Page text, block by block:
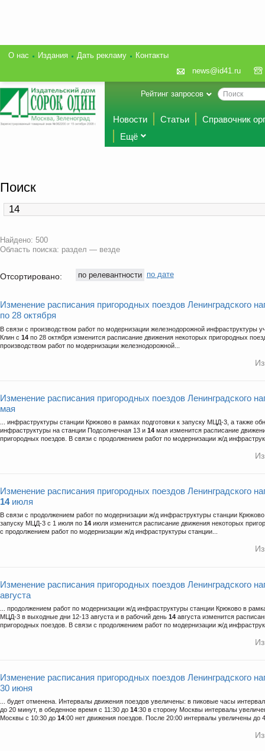
О нас Издания Дать рекламу
Контакты
news@id41.ru
Рейтинг запросов
Новости Статьи
Справочник
Ещё
Поиск
Найдено: 500
Область поиска: раздел — везде
Отсортировано: по релевантности по дате
Изменение расписания пригородных поездов Ленинградского
по 28 октября
В связи с производством работ по модернизации железнодорожной инфраструктуры
Клин с 14 по 28 октября изменится расписание движения некоторых пригородных
производством работ по модернизации железнодорожной...
Изменение расписания пригородных поездов Ленинградского
мая
... инфраструктуры станции Крюково в рамках подготовки к запуску МЦД-3, а также
инфраструктуры на станции Подсолнечная 13 и 14 мая изменится расписание
пригородных поездов. В связи с продолжением работ по модернизации ж/д
Изменение расписания пригородных поездов Ленинградского
14июля
В связи с продолжением работ по модернизации ж/д инфраструктуры станции Крюково
запуску МЦД-3 c 1 июля по 14 июля изменится расписание движения некоторых
с продолжением работ по модернизации ж/д инфраструктуры станции...
Изменение расписания пригородных поездов Ленинградского
августа
... продолжением работ по модернизации ж/д инфраструктуры станции Крюково в
МЦД-3 в выходные дни 12-13 августа и в рабочий день 14 августа изменится
пригородных поездов. В связи с продолжением работ по модернизации ж/д
Изменение расписания пригородных поездов Ленинградского
30 июня
... будет отменена. Интервалы движения поездов увеличены: в пиковые часы
до 20 минут, в обеденное время с 11:30 до 14:30 в сторону Москвы интервалы
Москвы с 10:30 до 14:00 нет движения поездов. После 20:00 интервалы увеличены до